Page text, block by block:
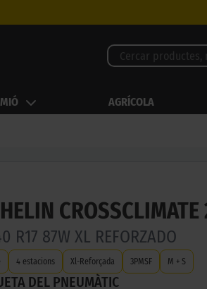
AGRÍCOLA
CROSSCLIMATE
R17 87W XL REFORZADO
4 estacions Xl-Reforçada 3PMSF M + S
DEL PNEUMÀTIC